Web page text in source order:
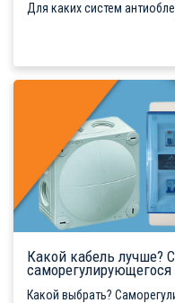
Для каких систем
Какой кабель лучше?
саморегулирующегося
Какой выбрать?